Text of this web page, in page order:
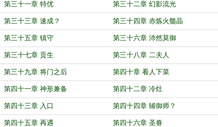
第三十一章 特优 第三十二章 幻影流光
第三十三章 速成？ 第三十四章 赤炼火髓晶
第三十五章 镇守 第三十六章 沛然莫御
第三十七章 贡生 第三十八章 二夫人
第三十九章 将门之后 第四十章 看人下菜
第四十一章 神形兼备 第四十二章 冷灶
第四十三章 入口 第四十四章 辅御师？
第四十五章 再遇 第四十六章 圣眷